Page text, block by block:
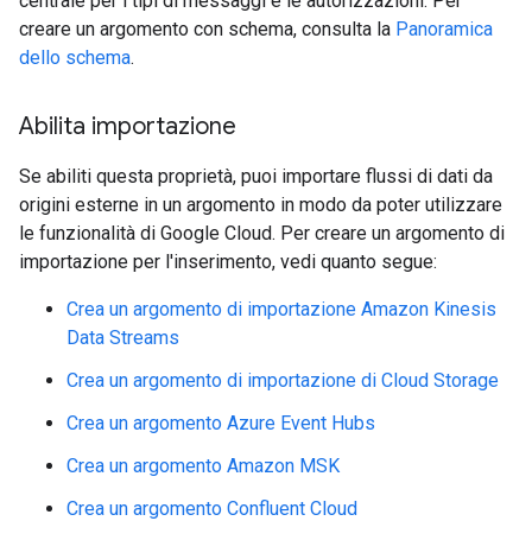
creare un argomento con schema, consulta la Panoramica
dello schema.
Abilita importazione
Se abiliti questa proprietà, puoi importare flussi di dati da
origini esterne in un argomento in modo da poter utilizzare
le funzionalità di Google Cloud. Per creare un argomento di
importazione per l'inserimento, vedi quanto segue:
Crea un argomento di importazione Amazon Kinesis
Data Streams
Crea un argomento di importazione di Cloud Storage
Crea un argomento Azure Event Hubs
Crea un argomento Amazon MSK
Crea un argomento Confluent Cloud